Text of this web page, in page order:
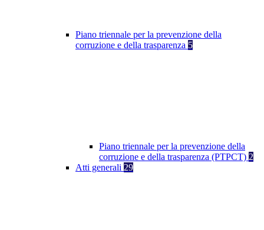
Piano triennale per la prevenzione della
corruzione e della trasparenza 5
Piano triennale per la prevenzione della
corruzione e della trasparenza (PTPCT) 2
Atti generali 29